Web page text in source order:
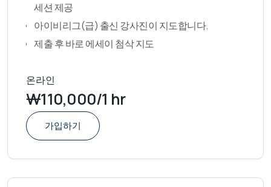
세션 제공
아이비리그(급) 출신 강사진이 지도합니다.
제출 후 바로 에세이 첨삭 지도
온라인
₩110,000/1 hr
가입하기